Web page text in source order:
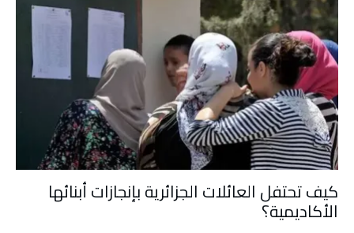
كيف تحتفل العائلات الجزائرية بإنجازات أبنائها
الأكاديمية؟